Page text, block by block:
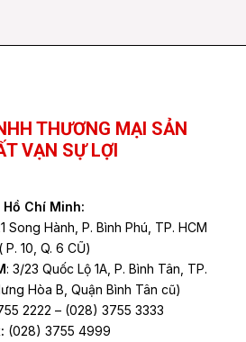
THƯƠNG MẠI SẢN
VẠN SỰ LỢI
Hồ Chí Minh:
Song Hành, P. Bình Phú, TP. HCM
( P. 10, Q. 6 CŨ)
: 3/23 Quốc Lộ 1A, P. Bình Tân, TP.
Hòa B, Quận Bình Tân cũ)
2222 – (028) 3755 3333
(028) 3755 4999
Facebook
YouTube
TikTok